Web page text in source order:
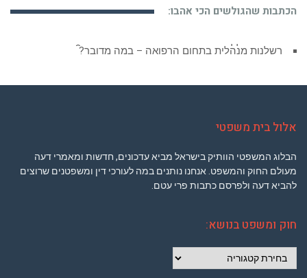
הכתבות שהגולשים הכי אהבו:
רשלנות מנהלית בתחום הרפואה – במה מדובר?
אלול בית משפטי
הבלוג המשפטי הוותיק בישראל מביא עדכונים, חדשות ומאמרי דעה
מעולם החוק והמשפט. אנחנו נותנים במה לעורכי דין ומשפטנים שרוצים
להביא דעה ולפרסם כתבות פרי עטם.
חוק ומשפט בנושא:
ומשפט